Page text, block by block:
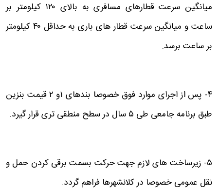
میانگین سرعت قطارهای مسافری به بالای ۱۲۰ کیلومتر بر
ساعت و میانگین سرعت قطار های باری به حداقل ۴۰ کیلومتر
بر ساعت برسد.
۴- پس از اجرای موارد فوق خصوصا بندهای ۱و ۲ قیمت بنزین
طبق برنامه جامعی طی ۵ سال در سطح منطقی تری قرار گیرد.
۵- زیرساخت های لازم جهت حرکت بسمت برقی کردن حمل و
نقل عمومی خصوصا در کلانشهرها فراهم گردد.